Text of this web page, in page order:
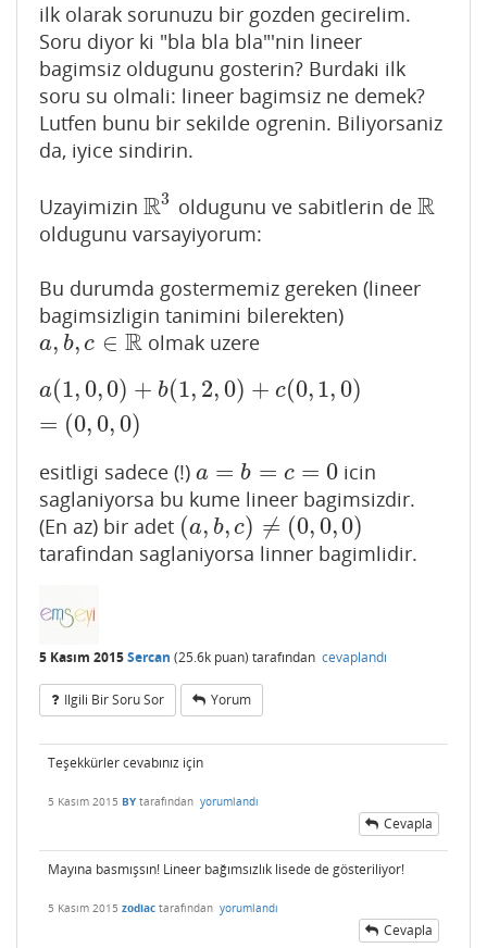
ilk olarak sorunuzu bir gozden gecirelim.
Soru diyor ki "bla bla bla"'nin lineer
bagimsiz oldugunu gosterin? Burdaki ilk
soru su olmali: lineer bagimsiz ne demek?
Lutfen bunu bir sekilde ogrenin. Biliyorsaniz
da, iyice sindirin.
Uzayimizin R3
R3 oldugunu ve sabitlerin de R
R
oldugunu varsayiyorum:
Bu durumda gostermemiz gereken (lineer
bagimsizligin tanimini bilerekten)
a, b, c ∈ R
a,b,c∈ R olmak uzere
a(1,0,0) + b(1, 2,0) + c(0,1,0)
= (0,0,0)
a(1 ,0, 0)+b( 1,2 ,0) +c( 0,1,0) =(0,0
esitligi sadece (!) a = b = c = 0
a=b= c=0
icin
saglaniyorsa bu kume lineer bagimsizdir.
(En az) bir adet (a, b, c) ≠ (0,0,0)
(a,b ,c)≠(0 0,0 )
tarafindan saglaniyorsa linner bagimlidir.
5 Kasım 2015Sercan (25.6k puan) tarafından cevaplandı
Ilgili Bir Soru Sor Yorum
Teşekkürler cevabınız için
5 Kasım 2015 BY tarafından yorumlandı
Cevapla
Mayına basmışsın! Lineer bağımsızlık lisede de gösteriliyor!
5 Kasım 2015 zodiac tarafından yorumlandı
Cevapla